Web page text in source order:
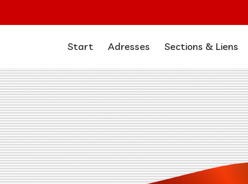
Start Adresses Sections & Liens